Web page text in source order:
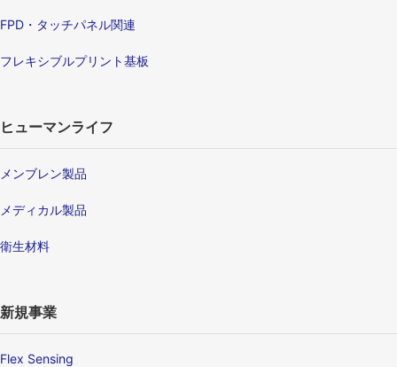
FPD・タッチパネル関連
フレキシブルプリント基板
ヒューマンライフ
メンブレン製品
メディカル製品
衛生材料
新規事業
Flex Sensing